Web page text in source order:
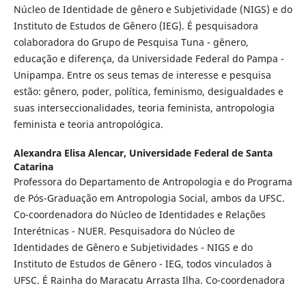
Núcleo de Identidade de gênero e Subjetividade (NIGS) e do
Instituto de Estudos de Gênero (IEG). É pesquisadora
colaboradora do Grupo de Pesquisa Tuna - gênero,
educação e diferença, da Universidade Federal do Pampa -
Unipampa. Entre os seus temas de interesse e pesquisa
estão: gênero, poder, política, feminismo, desigualdades e
suas interseccionalidades, teoria feminista, antropologia
feminista e teoria antropológica.
Alexandra Elisa Alencar, Universidade Federal de Santa
Catarina
Professora do Departamento de Antropologia e do Programa
de Pós-Graduação em Antropologia Social, ambos da UFSC.
Co-coordenadora do Núcleo de Identidades e Relações
Interétnicas - NUER. Pesquisadora do Núcleo de
Identidades de Gênero e Subjetividades - NIGS e do
Instituto de Estudos de Gênero - IEG, todos vinculados à
UFSC. É Rainha do Maracatu Arrasta Ilha. Co-coordenadora